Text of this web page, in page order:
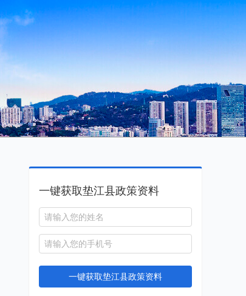
一键获取垫江县政策资料
一键获取垫江县政策资料